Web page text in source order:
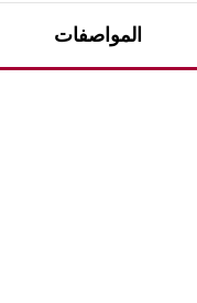
المواصفات